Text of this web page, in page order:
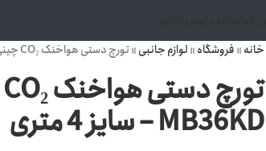
خانه»فروشگاه»لوازم جانبی»تورچ دستی هواخنک CO₂ چینی مدل MB36KD – سایز 4 متری
MB36KD – سایز 4 متری